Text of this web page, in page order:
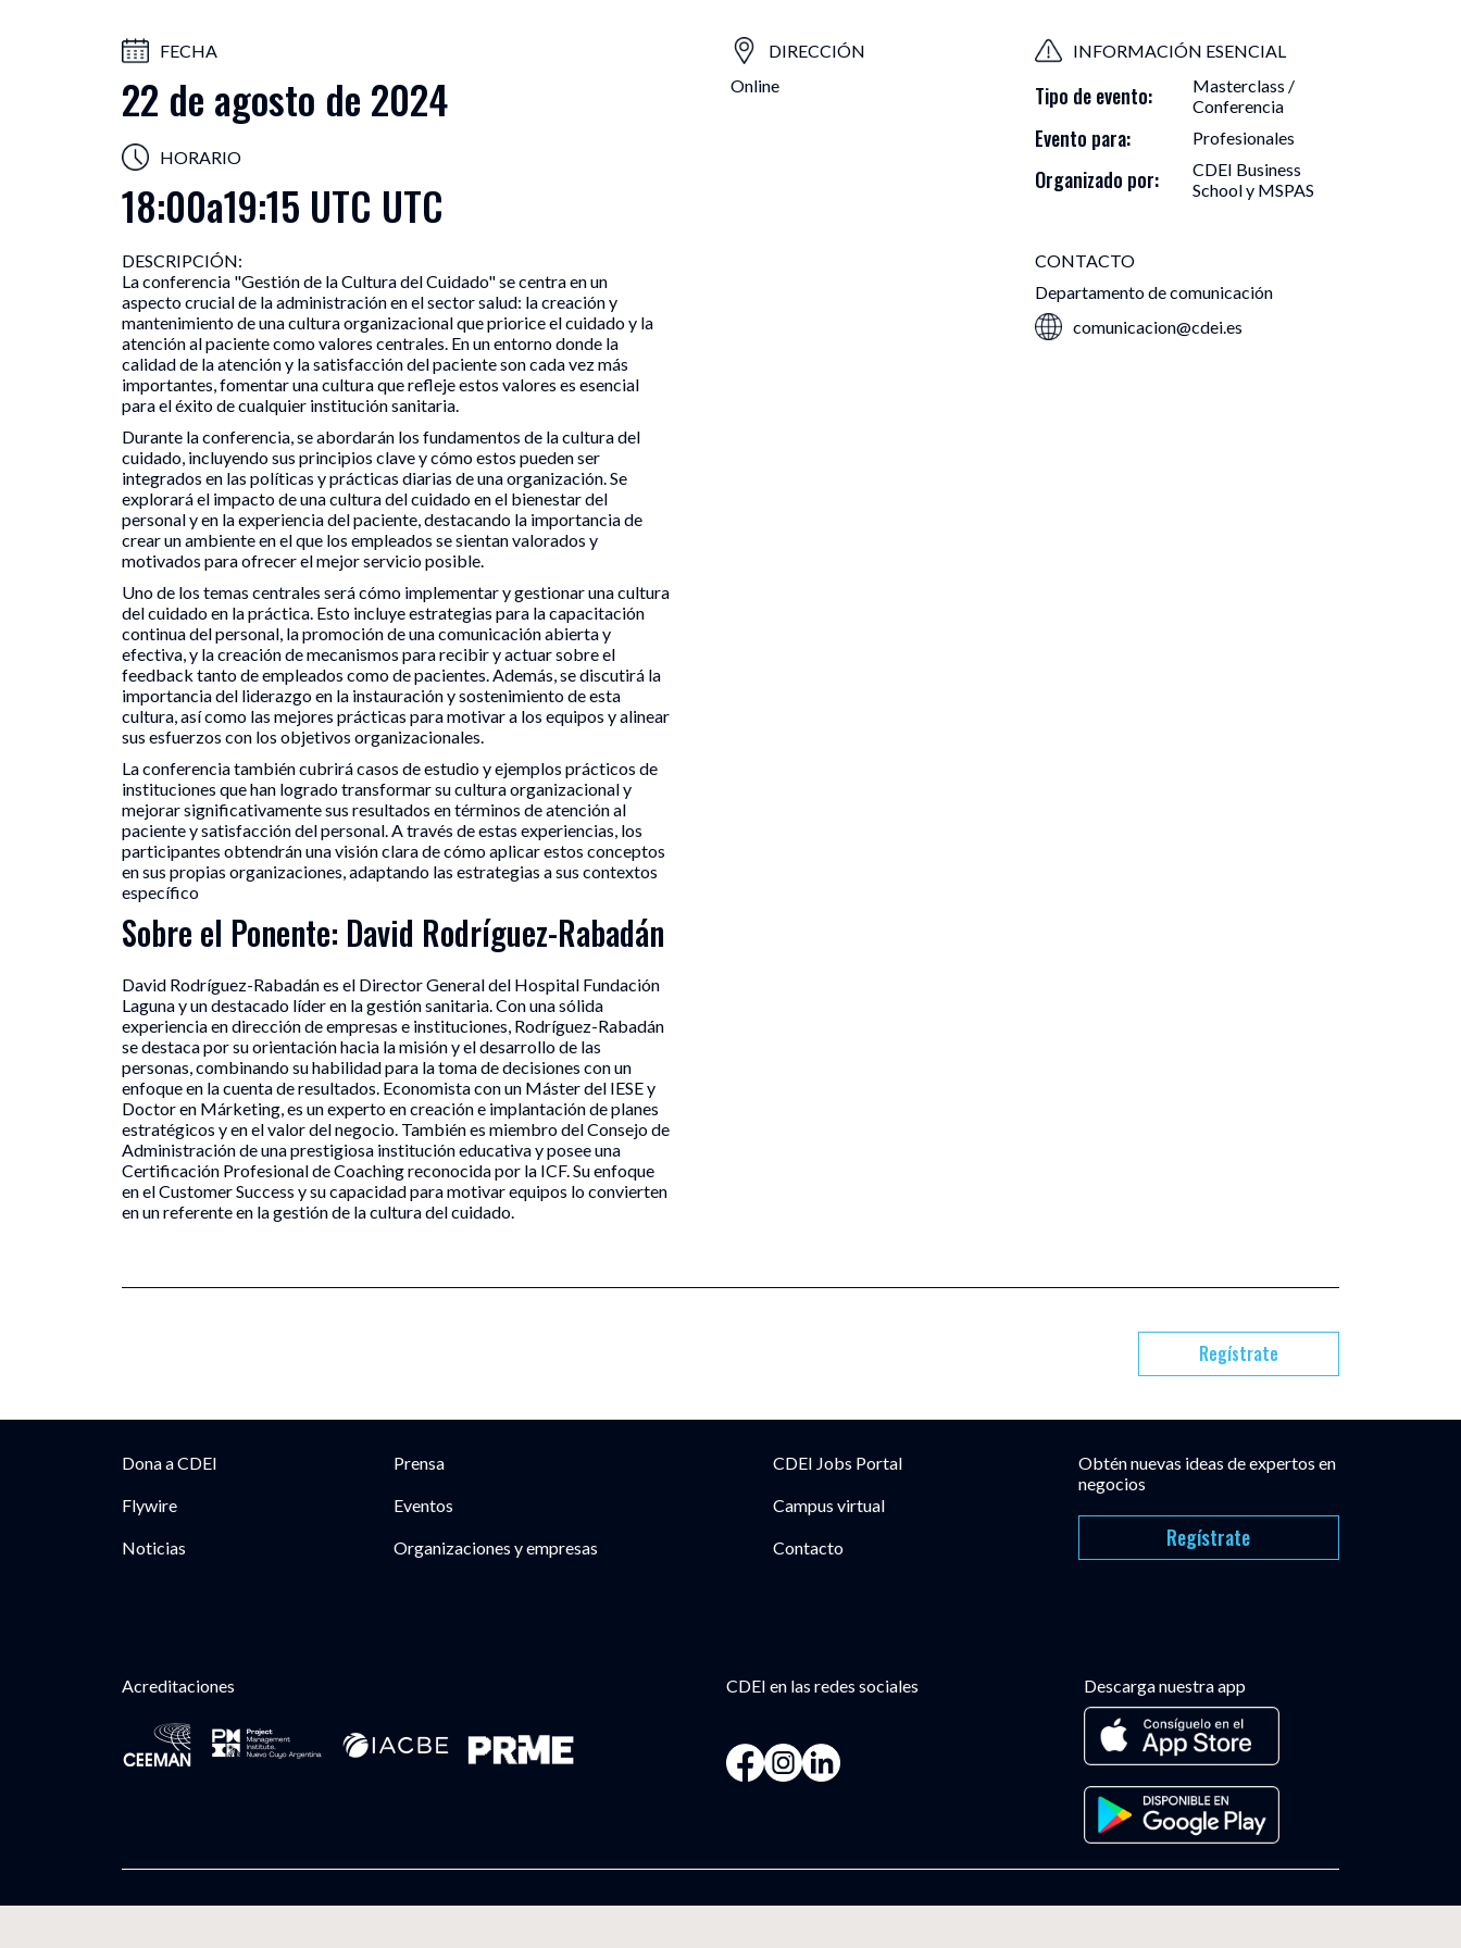
UCAM
UCAM
Universidad Católica de Murcia
Búsqueda de programas
FECHA
22 de agosto de 2024
HORARIO
18:00a19:15 UTC UTC
DIRECCIÓN
Online
INFORMACIÓN ESENCIAL
Tipo de evento:
Masterclass /
Conferencia
Evento para: Profesionales
Organizado por:
CDEI Business
School y MSPAS
DESCRIPCIÓN:
La conferencia "Gestión de la Cultura del Cuidado" se centra en un
aspecto crucial de la administración en el sector salud: la creación y
mantenimiento de una cultura organizacional que priorice el cuidado y la
atención al paciente como valores centrales. En un entorno donde la
calidad de la atención y la satisfacción del paciente son cada vez más
importantes, fomentar una cultura que refleje estos valores es esencial
para el éxito de cualquier institución sanitaria.
Durante la conferencia, se abordarán los fundamentos de la cultura del
cuidado, incluyendo sus principios clave y cómo estos pueden ser
integrados en las políticas y prácticas diarias de una organización. Se
explorará el impacto de una cultura del cuidado en el bienestar del
personal y en la experiencia del paciente, destacando la importancia de
crear un ambiente en el que los empleados se sientan valorados y
motivados para ofrecer el mejor servicio posible.
Uno de los temas centrales será cómo implementar y gestionar una cultura
del cuidado en la práctica. Esto incluye estrategias para la capacitación
continua del personal, la promoción de una comunicación abierta y
efectiva, y la creación de mecanismos para recibir y actuar sobre el
feedback tanto de empleados como de pacientes. Además, se discutirá la
importancia del liderazgo en la instauración y sostenimiento de esta
cultura, así como las mejores prácticas para motivar a los equipos y alinear
sus esfuerzos con los objetivos organizacionales.
La conferencia también cubrirá casos de estudio y ejemplos prácticos de
instituciones que han logrado transformar su cultura organizacional y
mejorar significativamente sus resultados en términos de atención al
paciente y satisfacción del personal. A través de estas experiencias, los
participantes obtendrán una visión clara de cómo aplicar estos conceptos
en sus propias organizaciones, adaptando las estrategias a sus contextos
específico
Sobre el Ponente: David Rodríguez-Rabadán
David Rodríguez-Rabadán es el Director General del Hospital Fundación
Laguna y un destacado líder en la gestión sanitaria. Con una sólida
experiencia en dirección de empresas e instituciones, Rodríguez-Rabadán
se destaca por su orientación hacia la misión y el desarrollo de las
personas, combinando su habilidad para la toma de decisiones con un
enfoque en la cuenta de resultados. Economista con un Máster del IESE y
Doctor en Márketing, es un experto en creación e implantación de planes
estratégicos y en el valor del negocio. También es miembro del Consejo de
Administración de una prestigiosa institución educativa y posee una
Certificación Profesional de Coaching reconocida por la ICF. Su enfoque
en el Customer Success y su capacidad para motivar equipos lo convierten
en un referente en la gestión de la cultura del cuidado.
CONTACTO
Departamento de comunicación
comunicacion@cdei.es
Regístrate
Dona a CDEI
Flywire
Noticias
Prensa
Eventos
Organizaciones y empresas
CDEI Jobs Portal
Campus virtual
Contacto
Obtén nuevas ideas de expertos en
negocios
Regístrate
Acreditaciones CDEI en las redes sociales Descarga nuestra app